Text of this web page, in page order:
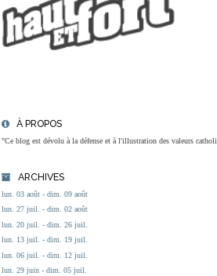
À PROPOS
"Ce blog est dévolu à la défense et à l'illustration des valeurs
ARCHIVES
lun. 03 août - dim. 09 août
lun. 27 juil. - dim. 02 août
lun. 20 juil. - dim. 26 juil.
lun. 13 juil. - dim. 19 juil.
lun. 06 juil. - dim. 12 juil.
lun. 29 juin - dim. 05 juil.